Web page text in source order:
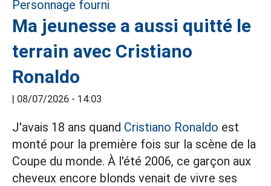
Ma jeunesse a aussi quitté le
terrain avec Cristiano
Ronaldo
| 08/07/2026 - 14:03
J'avais 18 ans quand Cristiano Ronaldo est
monté pour la première fois sur la scène de la
Coupe du monde. À l'été 2006, ce garçon aux
cheveux encore blonds venait de vivre ses